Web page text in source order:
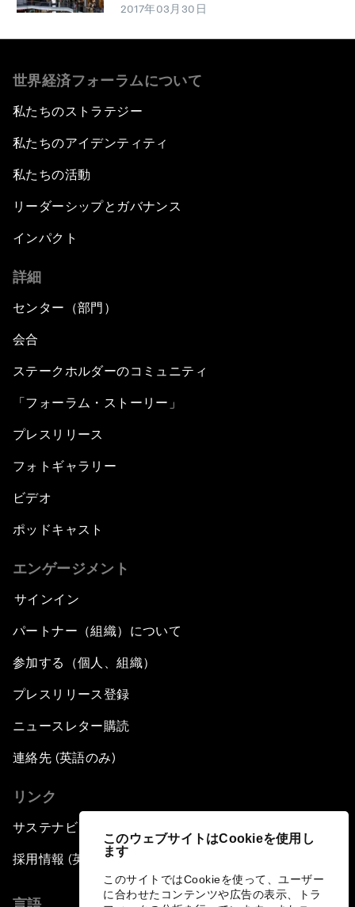
このウェブサイトはCookieを使用し
ます
このサイトではCookieを使って、ユーザー
に合わせたコンテンツや広告の表示、トラ
2017年03月30日
世界経済フォーラムについて
私たちのストラテジー
私たちのアイデンティティ
私たちの活動
リーダーシップとガバナンス
インパクト
詳細
センター（部門）
会合
ステークホルダーのコミュニティ
「フォーラム・ストーリー」
プレスリリース
フォトギャラリー
ビデオ
ポッドキャスト
エンゲージメント
サインイン
パートナー（組織）について
参加する（個人、組織）
プレスリリース登録
ニュースレター購読
連絡先 (英語のみ)
リンク
サステナビリティへの取り組み
採用情報 (英語のみ)